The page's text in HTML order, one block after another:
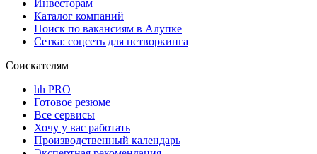
Инвесторам
Каталог компаний
Поиск по вакансиям в Алупке
Сетка: соцсеть для нетворкинга
Соискателям
hh PRO
Готовое резюме
Все сервисы
Хочу у вас работать
Производственный календарь